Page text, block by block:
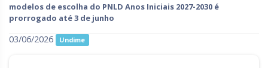
Goiás Maranhão
modelos de escolha do PNLD Anos Iniciais 2027-2030 é
prorrogado até 3 de junho
03/06/2026 Undime